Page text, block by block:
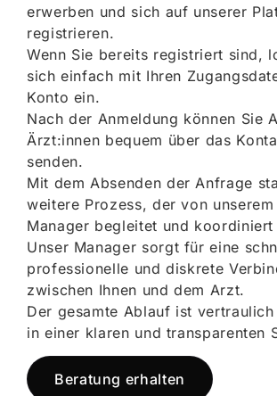
erwerben und sich auf unserer
registrieren.
Wenn Sie bereits registriert sind,
sich einfach mit Ihren
Konto ein.
Nach der Anmeldung können Sie
Ärzt:innen bequem über das
senden.
Mit dem Absenden der Anfrage
weitere Prozess, der von
Manager begleitet und
Unser Manager sorgt für eine
professionelle und diskrete
zwischen Ihnen und dem Arzt.
Der gesamte Ablauf ist
in einer klaren und transparenten
Beratung erhalten